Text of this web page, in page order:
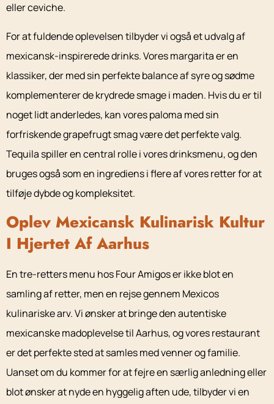
eller ceviche.
For at fuldende oplevelsen tilbyder vi også et udvalg af
mexicansk-inspirerede drinks. Vores margarita er en
klassiker, der med sin perfekte balance af syre og sødme
komplementerer de krydrede smage i maden. Hvis du er til
noget lidt anderledes, kan vores paloma med sin
forfriskende grapefrugt smag være det perfekte valg.
Tequila spiller en central rolle i vores drinksmenu, og den
bruges også som en ingrediens i flere af vores retter for at
tilføje dybde og kompleksitet.
Oplev Mexicansk Kulinarisk Kultur
I Hjertet Af Aarhus
En tre-retters menu hos Four Amigos er ikke blot en
samling af retter, men en rejse gennem Mexicos
kulinariske arv. Vi ønsker at bringe den autentiske
mexicanske madoplevelse til Aarhus, og vores restaurant
er det perfekte sted at samles med venner og familie.
Uanset om du kommer for at fejre en særlig anledning eller
blot ønsker at nyde en hyggelig aften ude, tilbyder vi en